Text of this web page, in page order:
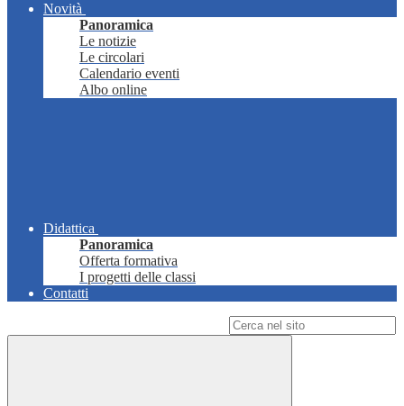
Novità
Panoramica
Le notizie
Le circolari
Calendario eventi
Albo online
Didattica
Panoramica
Offerta formativa
I progetti delle classi
Contatti